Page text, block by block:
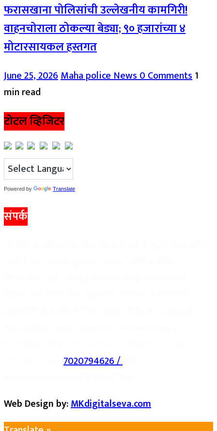
फरासखाना पोलिसांची उल्लेखनीय कामगिरी!
वाहनचोराला ठोकल्या बेड्या; ९० हजारांच्या ४
मोटारसायकल हस्तगत
June 25, 2026Maha police News0 Comments1
min read
टोटल व्हिजिटर
Powered by Translate
संपर्क
7020794626 /
Web Design by:MKdigitalseva.com